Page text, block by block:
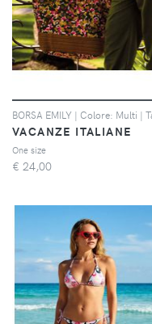
VACANZE ITALIANE
One size
€ 24,00